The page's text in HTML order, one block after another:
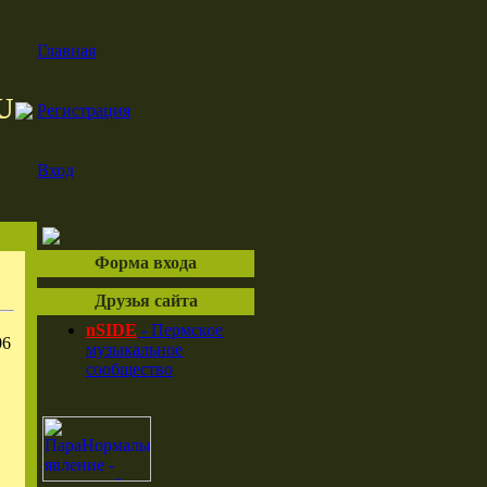
Главная
Регистрация
Вход
Форма входа
Друзья сайта
nSIDE - Пермское
музыкальное
сообщество